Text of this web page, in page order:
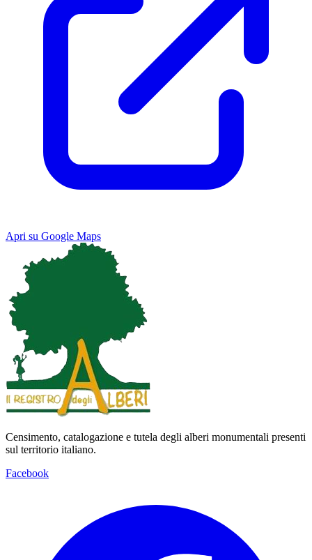
Apri su Google Maps
Map Satellite
Keyboard shortcuts
Censimento, catalogazione e tutela degli alberi monumentali presenti
sul territorio italiano.
Facebook